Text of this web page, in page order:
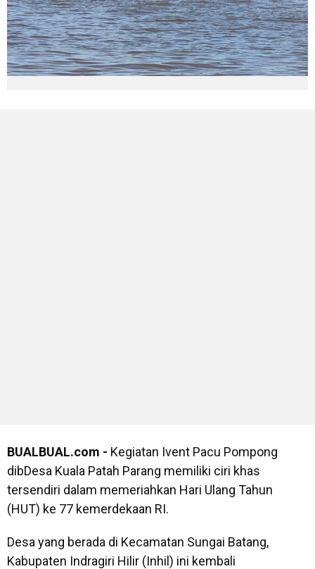
BUALBUAL.com - Kegiatan Ivent Pacu Pompong
dibDesa Kuala Patah Parang memiliki ciri khas
tersendiri dalam memeriahkan Hari Ulang Tahun
(HUT) ke 77 kemerdekaan RI.
Desa yang berada di Kecamatan Sungai Batang,
Kabupaten Indragiri Hilir (Inhil) ini kembali